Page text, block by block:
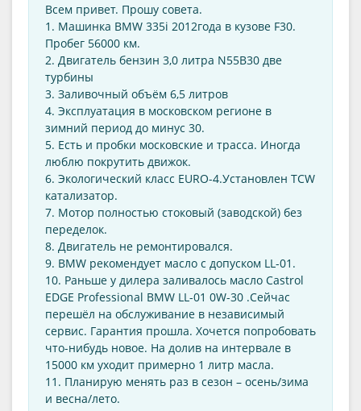
Всем привет. Прошу совета.
1. Машинка BMW 335i 2012года в кузове F30.
Пробег 56000 км.
2. Двигатель бензин 3,0 литра N55B30 две
турбины
3. Заливочный объём 6,5 литров
4. Эксплуатация в московском регионе в
зимний период до минус 30.
5. Есть и пробки московские и трасса. Иногда
люблю покрутить движок.
6. Экологический класс EURO-4.Установлен TCW
катализатор.
7. Мотор полностью стоковый (заводской) без
переделок.
8. Двигатель не ремонтировался.
9. BMW рекомендует масло с допуском LL-01.
10. Раньше у дилера заливалось масло Castrol
EDGE Professional BMW LL-01 0W-30 .Сейчас
перешёл на обслуживание в независимый
сервис. Гарантия прошла. Хочется попробовать
что-нибудь новое. На долив на интервале в
15000 км уходит примерно 1 литр масла.
11. Планирую менять раз в сезон – осень/зима
и весна/лето.